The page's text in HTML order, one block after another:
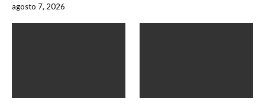
agosto 7, 2026